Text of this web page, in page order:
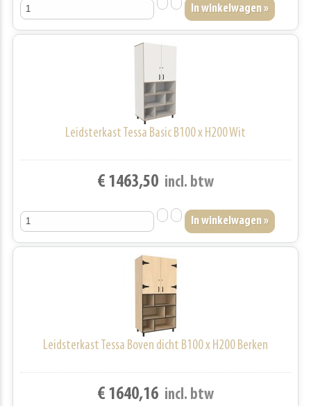
Leidsterkast Tessa Basic B100 x H200 Wit
€ 1463,50 incl. btw
Leidsterkast Tessa Boven dicht B100 x H200 Berken
€ 1640,16 incl. btw